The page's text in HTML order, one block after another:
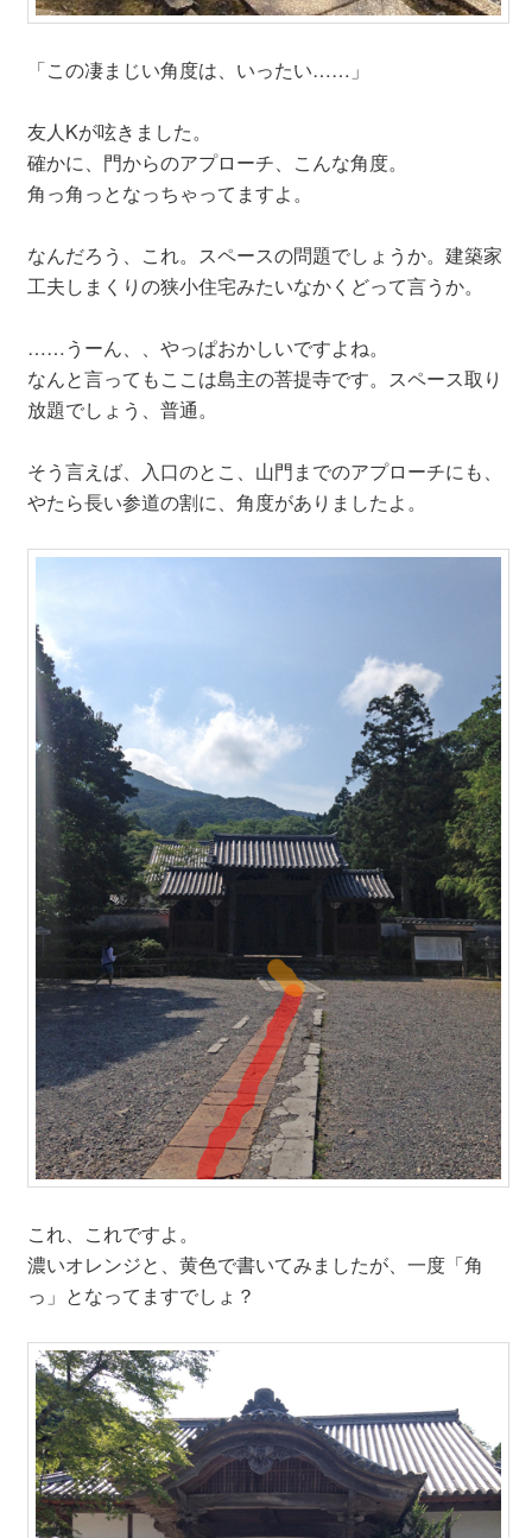
「この凄まじい角度は、いったい……」
友人Kが呟きました。
確かに、門からのアプローチ、こんな角度。
角っ角っとなっちゃってますよ。
なんだろう、これ。スペースの問題でしょうか。建築家
工夫しまくりの狭小住宅みたいなかくどって言うか。
……うーん、、やっぱおかしいですよね。
なんと言ってもここは島主の菩提寺です。スペース取り
放題でしょう、普通。
そう言えば、入口のとこ、山門までのアプローチにも、
やたら長い参道の割に、角度がありましたよ。
これ、これですよ。
濃いオレンジと、黄色で書いてみましたが、一度「角
っ」となってますでしょ？